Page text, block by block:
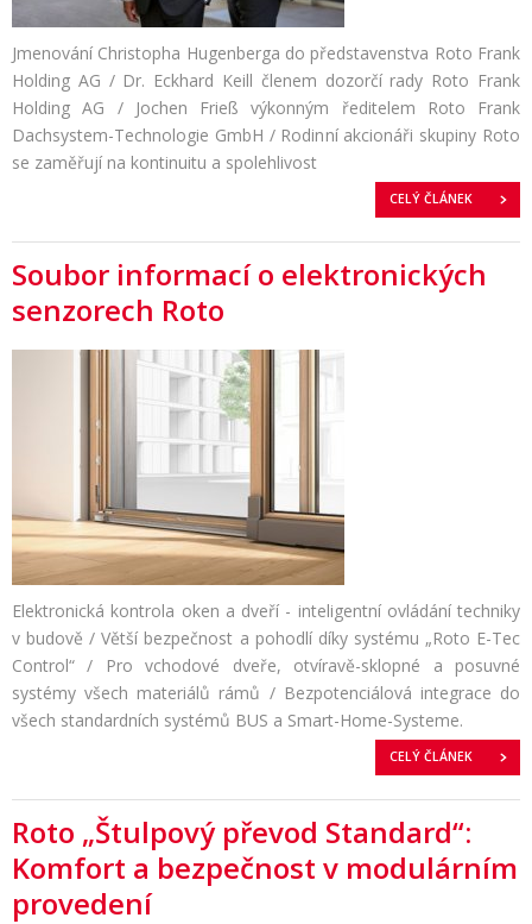
Jmenování Christopha Hugenberga do představenstva Roto Frank
Holding AG / Dr. Eckhard Keill členem dozorčí rady Roto Frank
Holding AG / Jochen Frieß výkonným ředitelem Roto Frank
Dachsystem-Technologie GmbH / Rodinní akcionáři skupiny Roto
se zaměřují na kontinuitu a spolehlivost
CELÝ ČLÁNEK
Soubor informací o elektronických
senzorech Roto
Elektronická kontrola oken a dveří - inteligentní ovládání techniky
v budově / Větší bezpečnost a pohodlí díky systému „Roto E-Tec
Control“ / Pro vchodové dveře, otvíravě-sklopné a posuvné
systémy všech materiálů rámů / Bezpotenciálová integrace do
všech standardních systémů BUS a Smart-Home-Systeme.
CELÝ ČLÁNEK
Roto „Štulpový převod Standard“:
Komfort a bezpečnost v modulárním
provedení